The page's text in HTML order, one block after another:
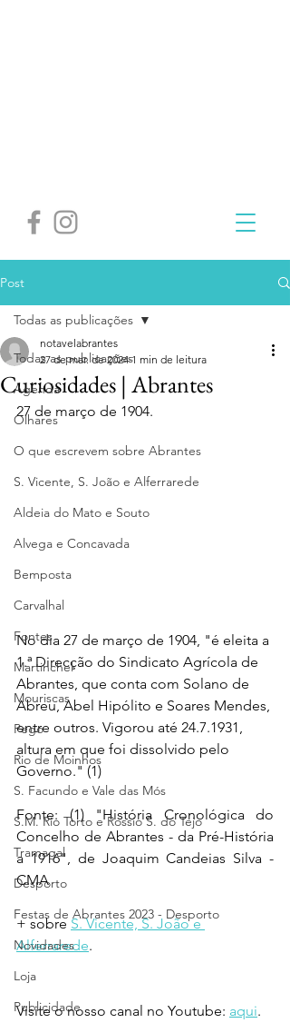
Post
Todas as publicações
Agenda
Olhares
O que escrevem sobre Abrantes
S. Vicente, S. João e Alferrarede
Aldeia do Mato e Souto
Alvega e Concavada
Bemposta
Carvalhal
Fontes
Martinchel
Mouriscas
Pego
Rio de Moinhos
S. Facundo e Vale das Mós
S.M. Rio Torto e Rossio S. do Tejo
Tramagal
Desporto
Festas de Abrantes 2023 - Desporto
Novidades
Loja
Publicidade
Todas as publicações
Curiosidades | Abrantes
notavelabrantes
27 de mar. de 2024 1 min de leitura
27 de março de 1904.
No dia 27 de março de 1904, "é eleita a
1.ª Direcção do Sindicato Agrícola de
Abrantes, que conta com Solano de
Abreu, Abel Hipólito e Soares Mendes,
entre outros. Vigorou até 24.7.1931,
altura em que foi dissolvido pelo
Governo." (1)
Fonte: (1) "História Cronológica do
Concelho de Abrantes - da Pré-História
a 1916", de Joaquim Candeias Silva -
CMA
+ sobre S. Vicente, S. João e
Alferrarede.
Visite o nosso canal no Youtube: aqui.